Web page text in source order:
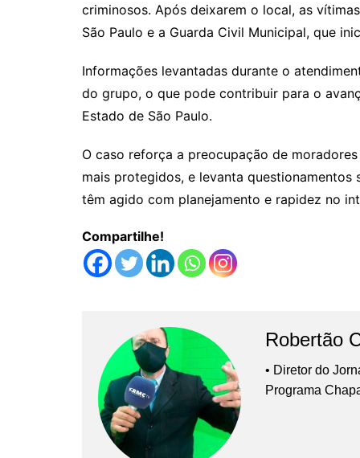
criminosos. Após deixarem o local, as
São Paulo e a Guarda Civil Municipal, que
Informações levantadas durante o
do grupo, o que pode contribuir para o
Estado de São Paulo.
O caso reforça a preocupação de
mais protegidos, e levanta
têm agido com planejamento e rapidez no
Compartilhe!
Robertão
• Diretor do
Programa